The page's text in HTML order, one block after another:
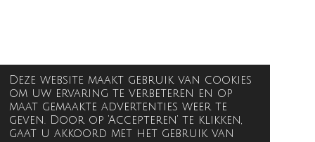
Deze website maakt gebruik van cookies
om uw ervaring te verbeteren en op
maat gemaakte advertenties weer te
geven. Door op ‘Accepteren’ te klikken,
gaat u akkoord met het gebruik van